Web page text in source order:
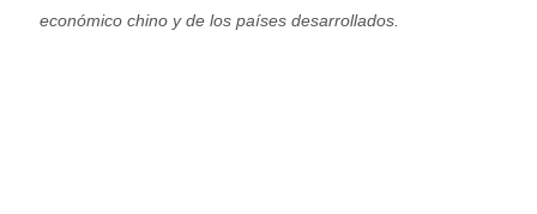
económico chino y de los países desarrollados.